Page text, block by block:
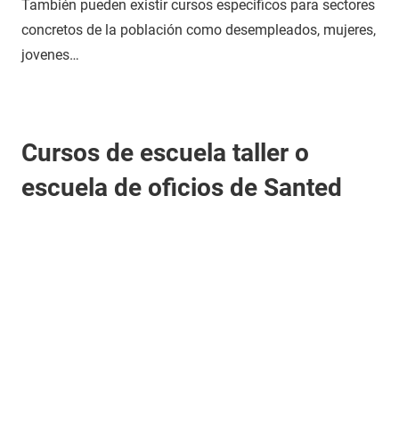
También pueden existir cursos especificos para sectores
concretos de la población como desempleados, mujeres,
jovenes…
Cursos de escuela taller o
escuela de oficios de Santed